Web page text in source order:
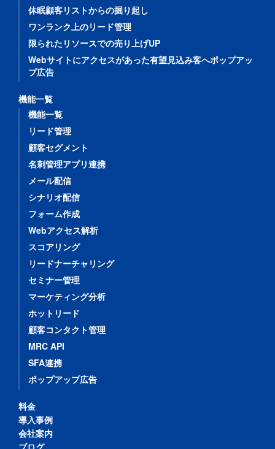
休眠顧客リストからの掘り起し
ワンランク上のリード管理
限られたリソースでの売り上げUP
Webサイトにアクセスがあった有望見込み客へポップアッ
プ広告
機能一覧
機能一覧
リード管理
顧客セグメント
名刺管理アプリ連携
メール配信
シナリオ配信
フォーム作成
Webアクセス解析
スコアリング
リードナーチャリング
セミナー管理
マーケティング分析
ホットリード
顧客コンタクト管理
MRC API
SFA連携
ポップアップ広告
料金
導入事例
会社案内
ブログ